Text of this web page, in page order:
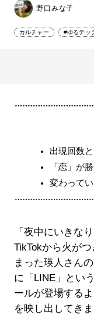
野口みな子
カルチャー #ゆるテッ
出現回数
「恋」が
変わって
「夜中にいきな
TikTokから火が
まった瑛人さん
に「LINE」とい
ールが登場する
を映し出してき